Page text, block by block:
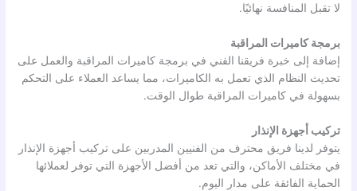
لا تقبل المنافسة نهائيًا.
برمجة كاميرات المراقبة
إضافة إلى خبرة فريقنا الفني في برمجة كاميرات المراقبة والعمل على
تحديث النظام الذي تعمل به الكاميرات، مما يساعد العملاء على التحكم
بسهولة في كاميرات المراقبة طوال الوقت.
تركيب أجهزة الإنذار
يتوفر لدينا فريق محترف من الفنيين المدربين على تركيب أجهزة الإنذار
في مختلف الأماكن، والتي تعد من أفضل الأجهزة التي توفر لعملائها
الحماية الفائقة على مدار اليوم.